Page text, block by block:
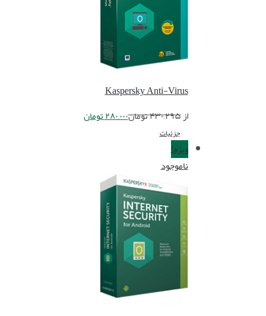
Kaspersky Anti-Virus
از۴۳۰,۲۹۵تومان۲۸۰,۰۰۰تومان
جزئیات
ویژه!
ناموجود